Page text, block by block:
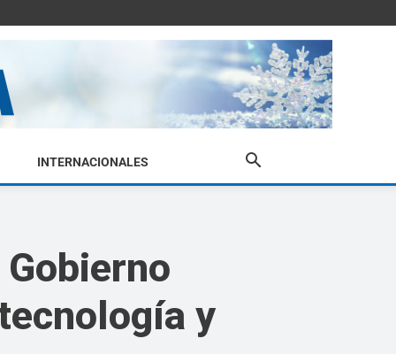
INTERNACIONALES
y